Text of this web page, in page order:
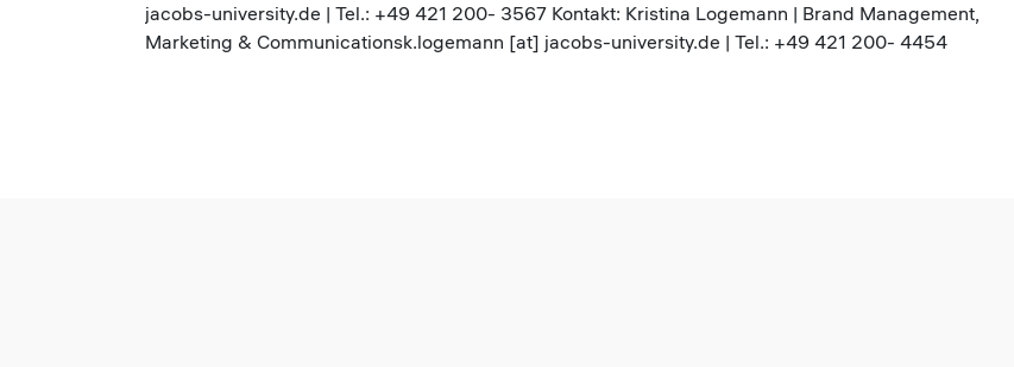
jacobs-university.de | Tel.: +49 421 200- 3567 Kontakt: Kristina Logemann | Brand Management,
Marketing & Communicationsk.logemann [at] jacobs-university.de | Tel.: +49 421 200- 4454